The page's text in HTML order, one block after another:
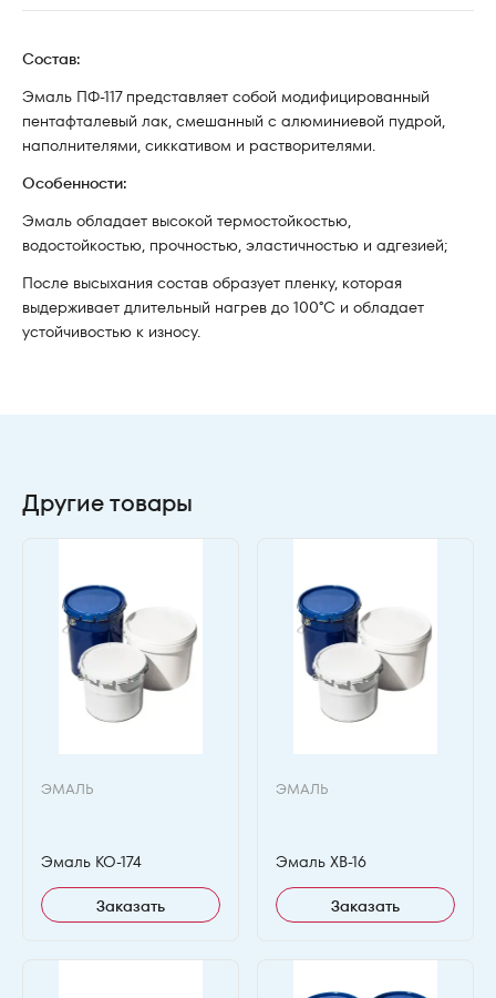
Состав:
Эмаль ПФ-117 представляет собой модифицированный
пентафталевый лак, смешанный с алюминиевой пудрой,
наполнителями, сиккативом и растворителями.
Особенности:
Эмаль обладает высокой термостойкостью,
водостойкостью, прочностью, эластичностью и адгезией;
После высыхания состав образует пленку, которая
выдерживает длительный нагрев до 100°С и обладает
устойчивостью к износу.
Другие товары
ЭМАЛЬ
Эмаль КО-174
Заказать
ЭМАЛЬ
Эмаль ХВ-16
Заказать